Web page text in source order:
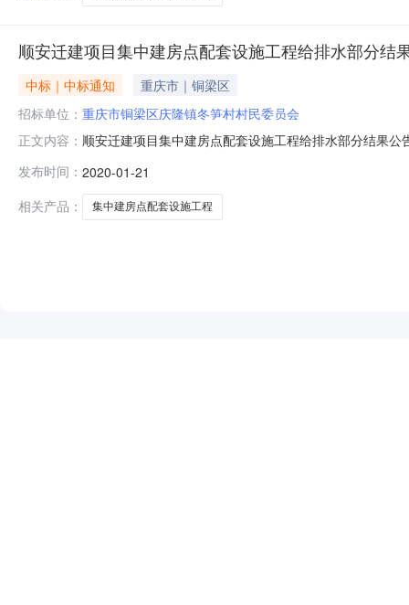
顺安迁建项目集中建房点配套设施工程给排水部分结
中标｜中标通知
重庆市｜铜梁区
招标单位： 重庆市铜梁区庆隆镇冬笋村村民委员会
正文内容： 顺安迁建项目集中建房点配套设施工程给排水部分结果
重庆市铜梁区非必须招标项目随机抽选承包商结果公示
发布时间： 2020-01-21
相关产品：
集中建房点配套设施工程